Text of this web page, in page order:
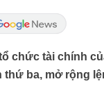
chức tài chính
thứ ba, mở rộng